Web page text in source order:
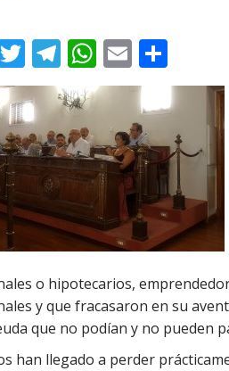
T
w
itt
er
T
el
e
gr
a
m
W
h
at
s
A
p
p
E
m
ai
l
o
m
p
ar
ti
r
o hipotecarios,
y que fracasaron en su
que no podían y no pueden
han llegado a perder